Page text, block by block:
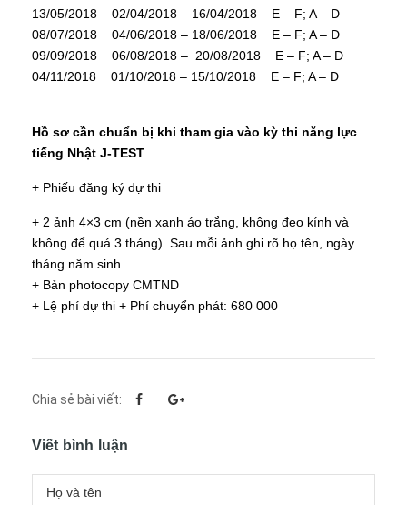
13/05/2018 02/04/2018 – 16/04/2018 E – F; A – D
08/07/2018 04/06/2018 – 18/06/2018 E – F; A – D
09/09/2018 06/08/2018 – 20/08/2018 E – F; A – D
04/11/2018 01/10/2018 – 15/10/2018 E – F; A – D
Hồ sơ cần chuẩn bị khi tham gia vào kỳ thi năng lực
tiếng Nhật J-TEST
+ Phiếu đăng ký dự thi
+ 2 ảnh 4×3 cm (nền xanh áo trắng, không đeo kính và
không để quá 3 tháng). Sau mỗi ảnh ghi rõ họ tên, ngày
tháng năm sinh
+ Bản photocopy CMTND
+ Lệ phí dự thi + Phí chuyển phát: 680 000
Chia sẻ bài viết:
Viết bình luận